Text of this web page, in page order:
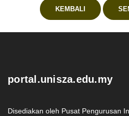
KEMBALI
portal.unisza.edu.my
Disediakan oleh Pusat Pengurusan